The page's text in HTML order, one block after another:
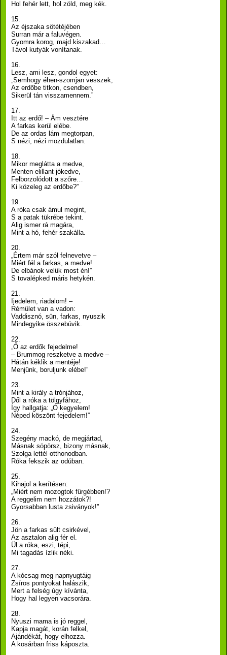
Hol fehér lett, hol zöld, meg kék.
15.
Az éjszaka sötétéjében
Surran már a faluvégen.
Gyomra korog, majd kiszakad…
Távol kutyák vonítanak.
16.
Lesz, ami lesz, gondol egyet:
„Semhogy éhen-szomjan vesszek,
Az erdőbe titkon, csendben,
Sikerül tán visszamennem.”
17.
Itt az erdő! – Ám vesztére
A farkas kerül elébe.
De az ordas lám megtorpan,
S nézi, nézi mozdulatlan.
18.
Mikor meglátta a medve,
Menten elillant jókedve,
Felborzolódott a szőre…
Ki közeleg az erdőbe?”
19.
A róka csak ámul megint,
S a patak tükrébe tekint.
Alig ismer rá magára,
Mint a hó, fehér szakálla.
20.
„Értem már szól felnevetve –
Miért fél a farkas, a medve!
De elbánok velük most én!”
S tovalépked máris hetykén.
21.
Ijedelem, riadalom! –
Rémület van a vadon:
Vaddisznó, sün, farkas, nyuszik
Mindegyike összebúvik.
22.
„Ő az erdők fejedelme!
– Brummog reszketve a medve –
Hátán kéklik a mentéje!
Menjünk, boruljunk elébe!”
23.
Mint a király a trónjához,
Dől a róka a tölgyfához,
Így hallgatja: „Ó kegyelem!
Néped köszönt fejedelem!”
24.
Szegény mackó, de megjártad,
Másnak söpörsz, bizony másnak,
Szolga lettél otthonodban.
Róka fekszik az odúban.
25.
Kihajol a kerítésen:
„Miért nem mozogtok fürgébben!?
A reggelim nem hozzátok?!
Gyorsabban lusta zsiványok!”
26.
Jön a farkas sült csirkével,
Az asztalon alig fér el.
Ül a róka, eszi, tépi,
Mi tagadás ízlik néki.
27.
A kócsag meg napnyugtáig
Zsíros pontyokat halászik,
Mert a felség úgy kívánta,
Hogy hal legyen vacsorára.
28.
Nyuszi mama is jó reggel,
Kapja magát, korán felkel,
Ajándékát, hogy elhozza.
A kosárban friss káposzta.